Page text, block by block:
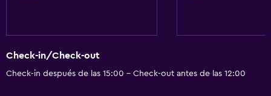
Check-in/Check-out
Check-in después de las 15:00 - Check-out antes de las 12:00